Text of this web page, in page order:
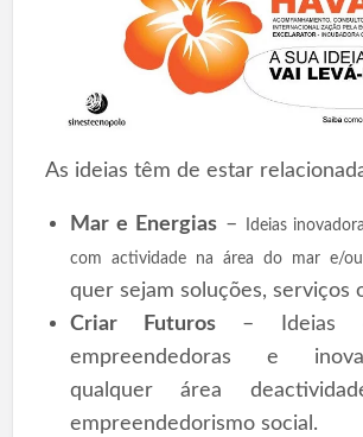
As ideias têm de estar
Mar e Energias–
Ideias
com actividade na área do mar e/
quer sejam soluções, serviços
Criar Futuros– Ideias
empreendedoras e
qualquer área
empreendedorismo social.